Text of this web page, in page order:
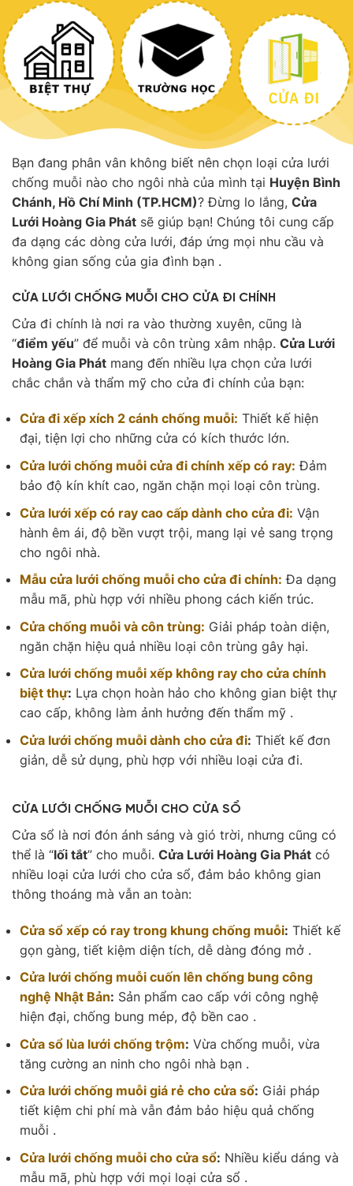
Bạn đang phân vân không biết nên chọn loại cửa lưới
chống muỗi nào cho ngôi nhà của mình tại Huyện Bình
Chánh, Hồ Chí Minh (TP.HCM)? Đừng lo lắng, Cửa
Lưới Hoàng Gia Phát sẽ giúp bạn! Chúng tôi cung cấp
đa dạng các dòng cửa lưới, đáp ứng mọi nhu cầu và
không gian sống của gia đình bạn .
CỬA LƯỚI CHỐNG MUỖI CHO CỬA ĐI CHÍNH
Cửa đi chính là nơi ra vào thường xuyên, cũng là
“điểm yếu” để muỗi và côn trùng xâm nhập. Cửa Lưới
Hoàng Gia Phát mang đến nhiều lựa chọn cửa lưới
chắc chắn và thẩm mỹ cho cửa đi chính của bạn:
Cửa đi xếp xích 2 cánh chống muỗi: Thiết kế hiện
đại, tiện lợi cho những cửa có kích thước lớn.
Cửa lưới chống muỗi cửa đi chính xếp có ray: Đảm
bảo độ kín khít cao, ngăn chặn mọi loại côn trùng.
Cửa lưới xếp có ray cao cấp dành cho cửa đi: Vận
hành êm ái, độ bền vượt trội, mang lại vẻ sang trọng
cho ngôi nhà.
Mẫu cửa lưới chống muỗi cho cửa đi chính: Đa dạng
mẫu mã, phù hợp với nhiều phong cách kiến trúc.
Cửa chống muỗi và côn trùng: Giải pháp toàn diện,
ngăn chặn hiệu quả nhiều loại côn trùng gây hại.
Cửa lưới chống muỗi xếp không ray cho cửa chính
biệt thự: Lựa chọn hoàn hảo cho không gian biệt thự
cao cấp, không làm ảnh hưởng đến thẩm mỹ .
Cửa lưới chống muỗi dành cho cửa đi: Thiết kế đơn
giản, dễ sử dụng, phù hợp với nhiều loại cửa đi.
CỬA LƯỚI CHỐNG MUỖI CHO CỬA SỔ
Cửa sổ là nơi đón ánh sáng và gió trời, nhưng cũng có
thể là “lối tắt” cho muỗi. Cửa Lưới Hoàng Gia Phát có
nhiều loại cửa lưới cho cửa sổ, đảm bảo không gian
thông thoáng mà vẫn an toàn:
Cửa sổ xếp có ray trong khung chống muỗi: Thiết kế
gọn gàng, tiết kiệm diện tích, dễ dàng đóng mở .
Cửa lưới chống muỗi cuốn lên chống bung công
nghệ Nhật Bản: Sản phẩm cao cấp với công nghệ
hiện đại, chống bung mép, độ bền cao .
Cửa sổ lùa lưới chống trộm: Vừa chống muỗi, vừa
tăng cường an ninh cho ngôi nhà bạn .
Cửa lưới chống muỗi giá rẻ cho cửa sổ: Giải pháp
tiết kiệm chi phí mà vẫn đảm bảo hiệu quả chống
muỗi .
Cửa lưới chống muỗi cho cửa sổ: Nhiều kiểu dáng và
mẫu mã, phù hợp với mọi loại cửa sổ .